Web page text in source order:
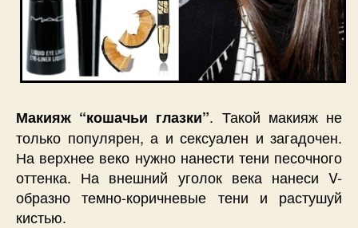
Макияж “кошачьи глазки”. Такой макияж не
только популярен, а и сексуален и загадочен.
На верхнее веко нужно нанести тени песочного
оттенка. На внешний уголок века нанеси V-
образно темно-коричневые тени и растушуй
кистью.